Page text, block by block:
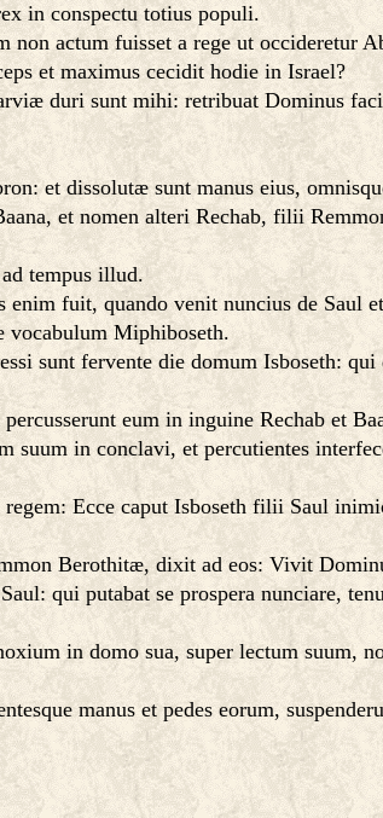
in conspectu totius populi.
actum fuisset a rege ut occideretur
et maximus cecidit hodie in Israel?
duri sunt mihi: retribuat Dominus
et dissolutæ sunt manus eius,
et nomen alteri Rechab, filii
tempus illud.
fuit, quando venit nuncius de Saul
vocabulum Miphiboseth.
sunt fervente die domum Isboseth:
eum in inguine Rechab et
in conclavi, et percutientes
Ecce caput Isboseth filii Saul
Berothitæ, dixit ad eos: Vivit
qui putabat se prospera nunciare,
in domo sua, super lectum suum,
manus et pedes eorum,